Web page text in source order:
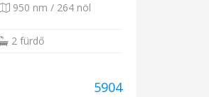
950 nm / 264 nöl
2 fürdő
5904